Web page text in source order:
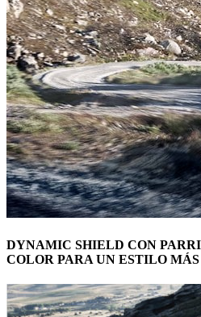
DYNAMIC SHIELD CON
COLOR PARA UN ESTILO